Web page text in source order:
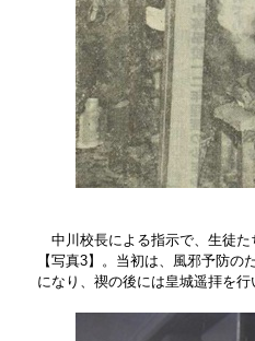
中川校長による指示で、生徒た
【写真3】。当初は、風邪予防
になり、禊の後には皇城遥拝を